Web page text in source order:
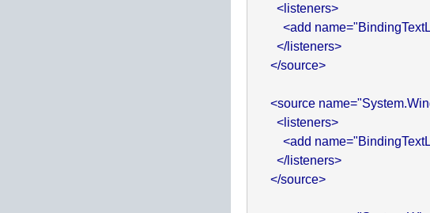
        <listeners>
<add
        </listeners>
      </source>
<source
        <listeners>
<add
        </listeners>
      </source>